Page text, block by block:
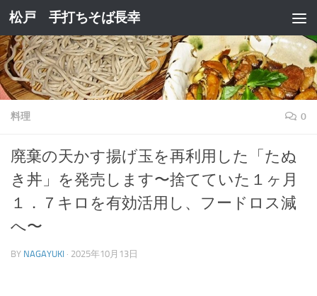
コンテンツへスキップ
松戸 手打ちそば長幸
料理 0
廃棄の天かす揚げ玉を再利用した「たぬ
き丼」を発売します〜捨てていた１ヶ月
１．７キロを有効活用し、フードロス減
へ〜
BY NAGAYUKI · 2025年10月13日